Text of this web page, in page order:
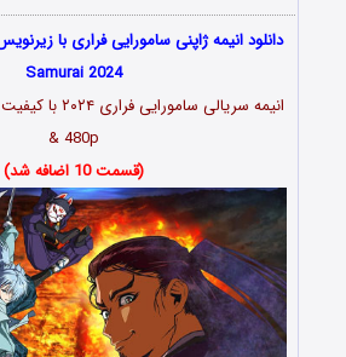
Samurai 2024
انیمه سریالی سامورایی فراری ۲۰۲۴
& 480p
(قسمت 10 اضافه شد)